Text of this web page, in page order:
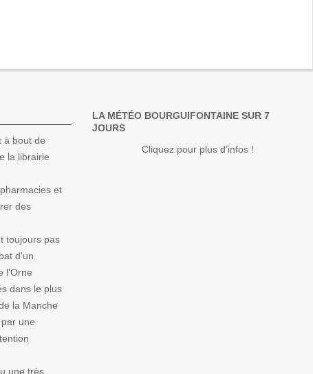
à bout de
la librairie
et
des
toujours pas
d'un
l'Orne
dans le plus
la Manche
une
une très
LA MÉTÉO BOURGUIFONTAINE SUR 7
JOURS
Cliquez pour plus d’infos !